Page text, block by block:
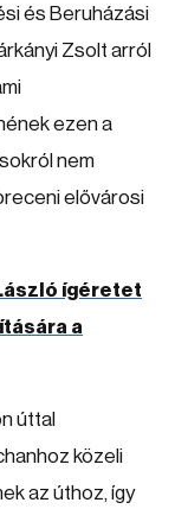
és Beruházási
Zsolt arról
ezen a
nem
elővárosi
ígéretet
a
úttal
közeli
az úthoz, így